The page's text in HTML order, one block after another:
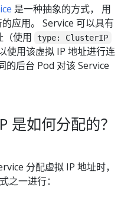
是一种抽象的方式， 用
应用。 Service 可以具有
（使用
type: ClusterIP
使用该虚拟 IP 地址进行连
后台 Pod 对该 Service
是如何分配的？
分配虚拟 IP 地址时，
之一进行：